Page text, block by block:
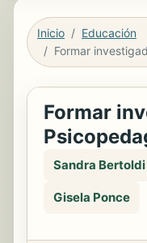
Inicio
Educación
Formar
Sandra Bertoldi
Gisela Ponce